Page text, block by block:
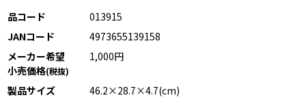
品コード
013915
JANコード
4973655139158
メーカー希望
小売価格(税抜)
1,000円
製品サイズ
46.2×28.7×4.7(cm)